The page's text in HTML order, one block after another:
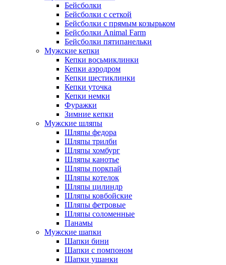
Бейсболки
Бейсболки с сеткой
Бейсболки с прямым козырьком
Бейсболки Animal Farm
Бейсболки пятипанельки
Мужские кепки
Кепки восьмиклинки
Кепки аэродром
Кепки шестиклинки
Кепки уточка
Кепки немки
Фуражки
Зимние кепки
Мужские шляпы
Шляпы федора
Шляпы трилби
Шляпы хомбург
Шляпы канотье
Шляпы поркпай
Шляпы котелок
Шляпы цилиндр
Шляпы ковбойские
Шляпы фетровые
Шляпы соломенные
Панамы
Мужские шапки
Шапки бини
Шапки с помпоном
Шапки ушанки